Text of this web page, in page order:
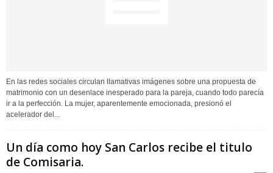
En las redes sociales circulan llamativas imágenes sobre una propuesta de
matrimonio con un desenlace inesperado para la pareja, cuando todo parecía
ir a la perfección. La mujer, aparentemente emocionada, presionó el
acelerador del...
Un día como hoy San Carlos recibe el titulo
de Comisaria.